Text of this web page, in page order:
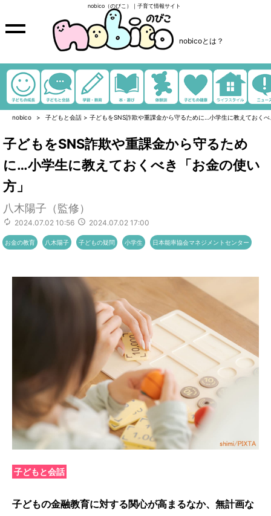
nobico（のびこ）｜子育て情報サイト
nobicoとは？
nobico 子どもと会話 > 子どもをSNS詐欺や重課金から守るために…小学生に教えておく
子どもをSNS詐欺や重課金から守るため
に…小学生に教えておくべき「お金の使い
方」
八木陽子（監修）
2024.07.02 10:56 2024.07.02 17:00
お金の教育 八木陽子 子どもの疑問 小学生 日本能率協会マネジメントセンター
子どもと会話
子どもの金融教育に対する関心が高まるなか、無計画な